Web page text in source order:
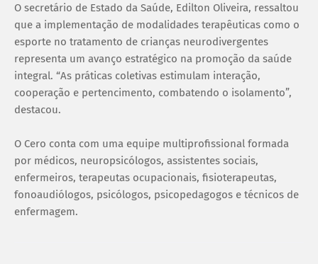
O secretário de Estado da Saúde, Edilton Oliveira, ressaltou
que a implementação de modalidades terapêuticas como o
esporte no tratamento de crianças neurodivergentes
representa um avanço estratégico na promoção da saúde
integral. “As práticas coletivas estimulam interação,
cooperação e pertencimento, combatendo o isolamento”,
destacou.
O Cero conta com uma equipe multiprofissional formada
por médicos, neuropsicólogos, assistentes sociais,
enfermeiros, terapeutas ocupacionais, fisioterapeutas,
fonoaudiólogos, psicólogos, psicopedagogos e técnicos de
enfermagem.